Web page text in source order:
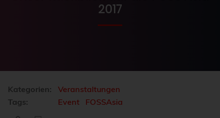
2017
Kategorien:
Veranstaltungen
Tags:
Event FOSSAsia